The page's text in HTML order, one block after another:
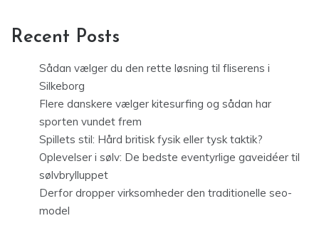
Recent Posts
Sådan vælger du den rette løsning til fliserens i
Silkeborg
Flere danskere vælger kitesurfing og sådan har
sporten vundet frem
Spillets stil: Hård britisk fysik eller tysk taktik?
Oplevelser i sølv: De bedste eventyrlige gaveidéer til
sølvbrylluppet
Derfor dropper virksomheder den traditionelle seo-
model